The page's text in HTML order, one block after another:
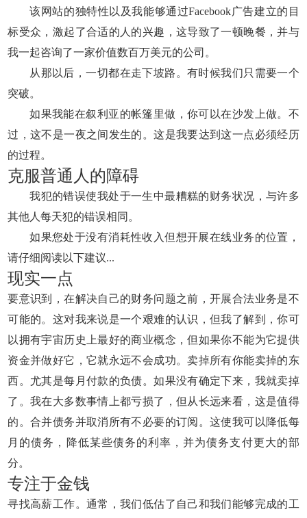
该网站的独特性以及我能够通过Facebook广告建立的目
标受众，激起了合适的人的兴趣，这导致了一顿晚餐，并与
我一起咨询了一家价值数百万美元的公司。
从那以后，一切都在走下坡路。有时候我们只需要一个
突破。
如果我能在叙利亚的帐篷里做，你可以在沙发上做。不
过，这不是一夜之间发生的。这是我要达到这一点必须经历
的过程。
克服普通人的障碍
我犯的错误使我处于一生中最糟糕的财务状况，与许多
其他人每天犯的错误相同。
如果您处于没有消耗性收入但想开展在线业务的位置，
请仔细阅读以下建议...
现实一点
要意识到，在解决自己的财务问题之前，开展合法业务是不
可能的。这对我来说是一个艰难的认识，但我了解到，你可
以拥有宇宙历史上最好的商业概念，但如果你不能为它提供
资金并做好它，它就永远不会成功。卖掉所有你能卖掉的东
西。尤其是每月付款的负债。如果没有确定下来，我就卖掉
了。我在大多数事情上都亏损了，但从长远来看，这是值得
的。合并债务并取消所有不必要的订阅。这使我可以降低每
月的债务，降低某些债务的利率，并为债务支付更大的部
分。
专注于金钱
寻找高薪工作。通常，我们低估了自己和我们能够完成的工